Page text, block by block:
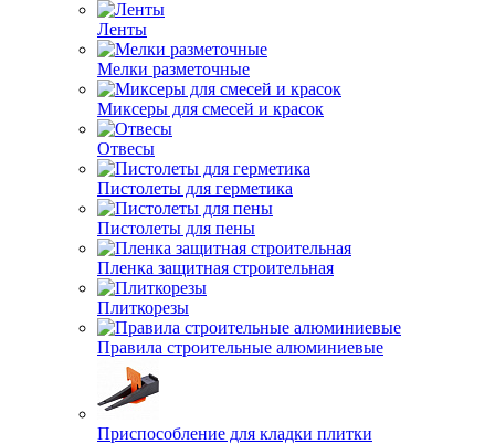
Ленты
Мелки разметочные
Миксеры для смесей и красок
Отвесы
Пистолеты для герметика
Пистолеты для пены
Пленка защитная строительная
Плиткорезы
Правила строительные алюминиевые
Приспособление для кладки плитки